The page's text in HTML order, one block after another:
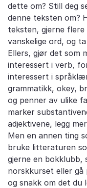
dette om? Still deg
denne teksten om?
teksten, gjerne
vanskelige ord, og
Ellers, gjør det som
interessert i verb,
interessert i
grammatikk, okey,
og penner av ulike
marker
adjektivene, legg
Men en annen ting
bruke litteraturen
gjerne en bokklubb,
norskkurset eller
og snakk om det du